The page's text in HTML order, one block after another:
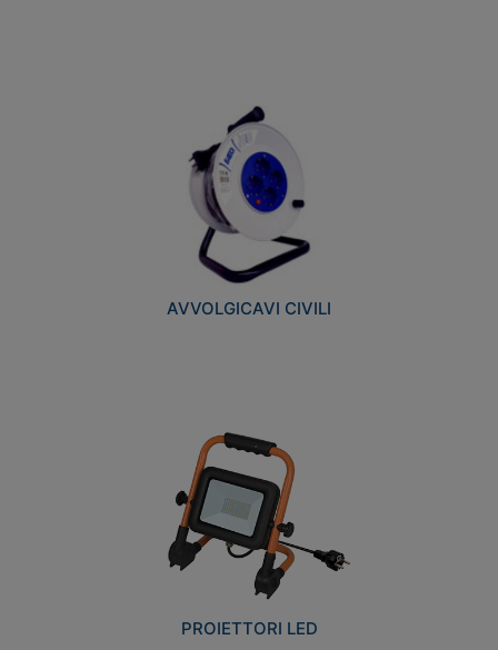
AVVOLGICAVI CIVILI
PROIETTORI LED